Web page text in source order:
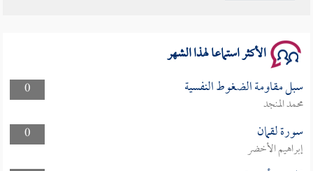
الأكثر استماعا لهذا الشهر
0 سبل مقاومة الضغوط النفسية
محمد المنجد
0
سورة لقمان
إبراهيم الأخضر